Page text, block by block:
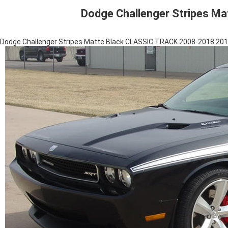
Dodge Challenger Stripes
Dodge Challenger Stripes Matte Black CLASSIC TRACK 2008-2018